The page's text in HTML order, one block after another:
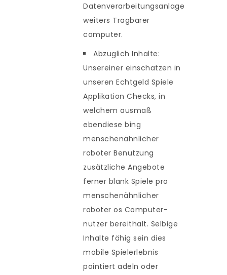
Datenverarbeitungsanlage
weiters Tragbarer
computer.
Abzuglich Inhalte:
Unsereiner einschatzen in
unseren Echtgeld Spiele
Applikation Checks, in
welchem ausmaß
ebendiese bing
menschenähnlicher
roboter Benutzung
zusätzliche Angebote
ferner blank Spiele pro
menschenähnlicher
roboter os Computer-
nutzer bereithalt. Selbige
Inhalte fähig sein dies
mobile Spielerlebnis
pointiert adeln oder